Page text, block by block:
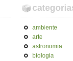
ambiente
arte
astronomia
biologia